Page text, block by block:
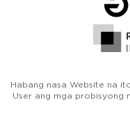
Habang nasa Website na
User ang mga probisyong